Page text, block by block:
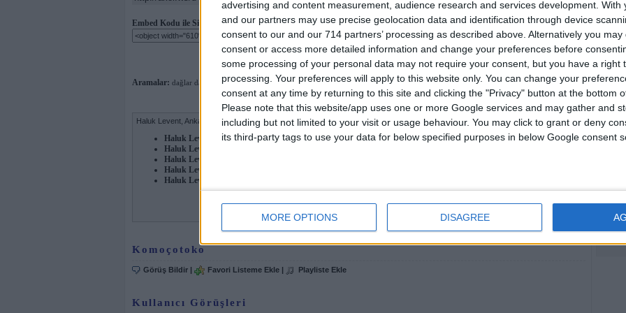
advertising and content measurement, audience research and services development. With
and our partners may use precise geolocation data and identification through device
consent to our and our 714 partners’ processing as described above. Alternatively you
consent or access more detailed information and change your preferences before
some processing of your personal data may not require your consent, but you have a right
processing. Your preferences will apply to this website only. You can change your
consent at any time by returning to this site and clicking the "Privacy" button at the bottom
Please note that this website/app uses one or more Google services and may gather and
including but not limited to your visit or usage behaviour. You may click to grant or deny
its third-party tags to use your data for below specified purposes in below Google consent
MORE OPTIONS DISAGREE
Embed Kodu ile Sitenize Ekleyip Paylaşabilirsiniz:
Aramalar: dağlar dağlar
Haluk Levent, Ankara için AkorMerkezi'nde şarkı arşivi:
Haluk Levent - Ankara(GP5)
Haluk Levent - Ankara
Haluk Levent - Ankara
Haluk Levent - Ankara
Haluk Levent - Ankara
Komoçotoko
Görüş Bildir | Favori Listeme Ekle | Playliste Ekle
Kullanıcı Görüşleri
En